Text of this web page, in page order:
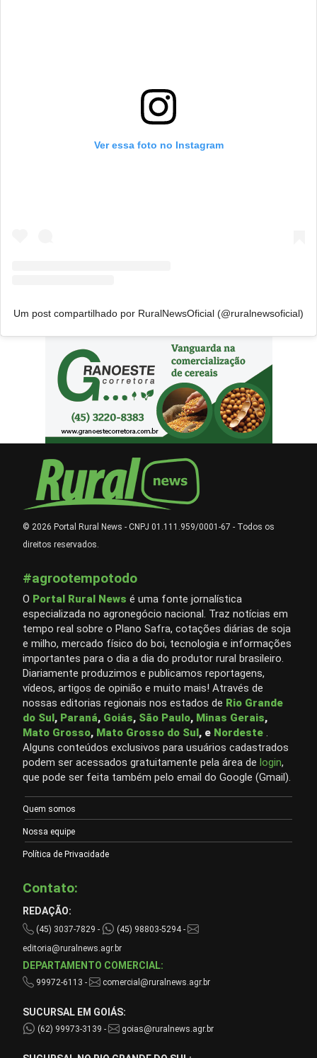
Ver essa foto no Instagram
Um post compartilhado por RuralNewsOficial (@ruralnewsoficial)
© 2026 Portal Rural News - CNPJ 01.111.959/0001-67 - Todos os
direitos reservados.
#agrootempotodo
O Portal Rural News é uma fonte jornalística
especializada no agronegócio nacional. Traz notícias em
tempo real sobre o Plano Safra, cotações diárias de soja
e milho, mercado físico do boi, tecnologia e informações
importantes para o dia a dia do produtor rural brasileiro.
Diariamente produzimos e publicamos reportagens,
vídeos, artigos de opinião e muito mais! Através de
nossas editorias regionais nos estados de Rio Grande
do Sul, Paraná, Goiás, São Paulo, Minas Gerais,
Mato Grosso, Mato Grosso do Sul, e Nordeste .
Alguns conteúdos exclusivos para usuários cadastrados
podem ser acessados gratuitamente pela área de login,
que pode ser feita também pelo email do Google (Gmail).
Quem somos
Nossa equipe
Política de Privacidade
Contato:
REDAÇÃO:
(45) 3037-7829 -
(45) 98803-5294 -
editoria@ruralnews.agr.br
DEPARTAMENTO COMERCIAL:
99972-6113 - comercial@ruralnews.agr.br
SUCURSAL EM GOIÁS:
(62) 99973-3139 - goias@ruralnews.agr.br